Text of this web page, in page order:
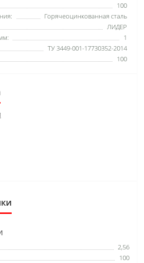
100
Горячеоцинкованная сталь
ЛИДЕР
1
ТУ 3449-001-17730352-2014
100
2,56
100